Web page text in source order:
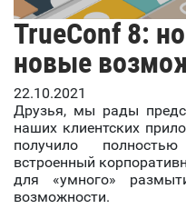
TrueConf 8:
новые
22.10.2021
Друзья, мы рады
наших клиентских
получило
встроенный
для «умного»
возможности.